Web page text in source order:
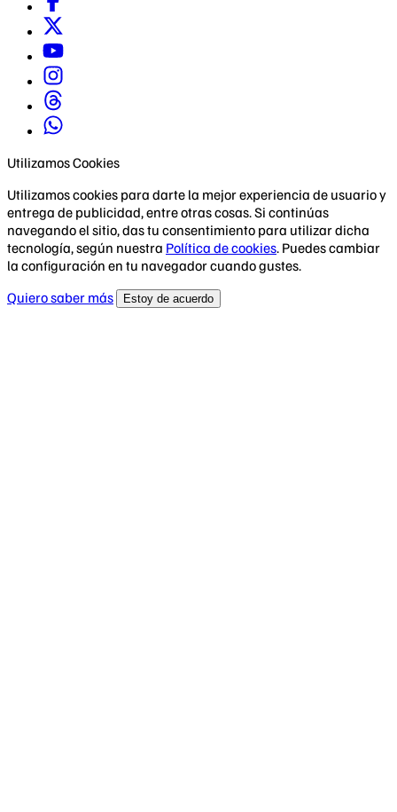
Utilizamos Cookies
Utilizamos cookies para darte la mejor experiencia de usuario y
entrega de publicidad, entre otras cosas. Si continúas
navegando el sitio, das tu consentimiento para utilizar dicha
tecnología, según nuestra Política de cookies. Puedes cambiar
la configuración en tu navegador cuando gustes.
Quiero saber más
Estoy de acuerdo